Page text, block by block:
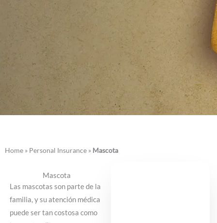
Home » Personal Insurance » Mascota
Mascota
Las mascotas son parte de la
familia, y su atención médica
puede ser tan costosa como